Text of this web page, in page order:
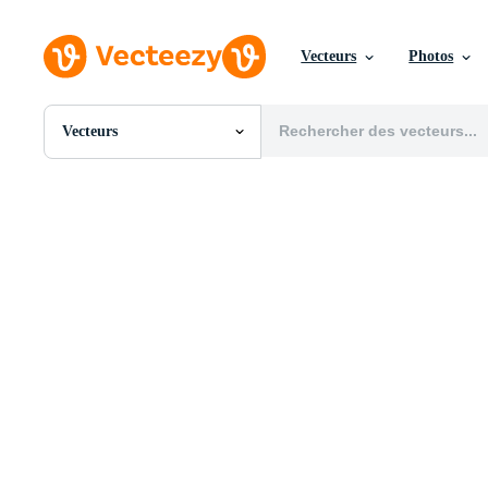
Vecteurs Photos
Vecteurs
Toutes Images